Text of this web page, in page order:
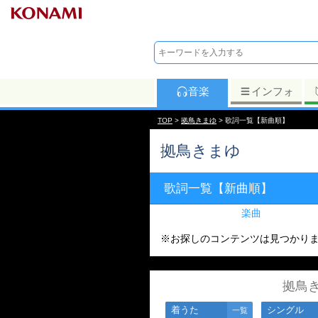
音楽 インフォ
TOP > 拠鳥きまゆ > 歌詞一覧【新曲順】
拠鳥きまゆ
歌詞一覧【新曲順】
楽曲
※お探しのコンテンツは見つかりま
拠鳥
着うた 一覧 シングル